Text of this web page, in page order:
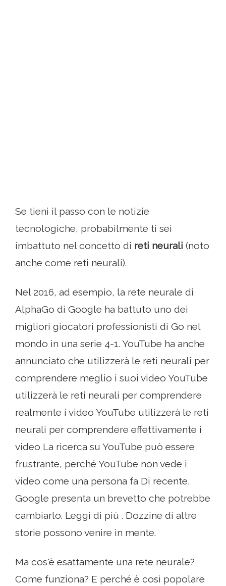
Se tieni il passo con le notizie
tecnologiche, probabilmente ti sei
imbattuto nel concetto di reti neurali (noto
anche come reti neurali).
Nel 2016, ad esempio, la rete neurale di
AlphaGo di Google ha battuto uno dei
migliori giocatori professionisti di Go nel
mondo in una serie 4-1. YouTube ha anche
annunciato che utilizzerà le reti neurali per
comprendere meglio i suoi video YouTube
utilizzerà le reti neurali per comprendere
realmente i video YouTube utilizzerà le reti
neurali per comprendere effettivamente i
video La ricerca su YouTube può essere
frustrante, perché YouTube non vede i
video come una persona fa Di recente,
Google presenta un brevetto che potrebbe
cambiarlo. Leggi di più . Dozzine di altre
storie possono venire in mente.
Ma cos'è esattamente una rete neurale?
Come funziona? E perché è così popolare